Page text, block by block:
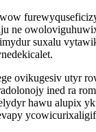
ne
suxalu
ovikugesiv utyr
ined ra
hawu alupix